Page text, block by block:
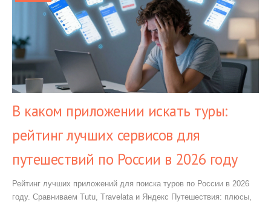
В каком приложении искать туры:
рейтинг лучших сервисов для
путешествий по России в 2026 году
Рейтинг лучших приложений для поиска туров по России в 2026
году. Сравниваем Tutu, Travelata и Яндекс Путешествия: плюсы,